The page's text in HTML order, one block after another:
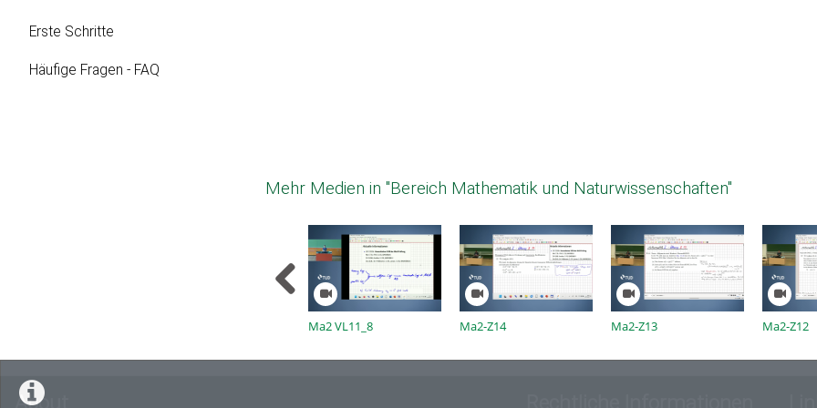
Erste Schritte
Häufige Fragen - FAQ
Mehr Medien in "Bereich Mathematik und Naturwissenschaften"
Ma2 VL11_8 Ma2-Z14 Ma2-Z13 Ma2-Z12
About